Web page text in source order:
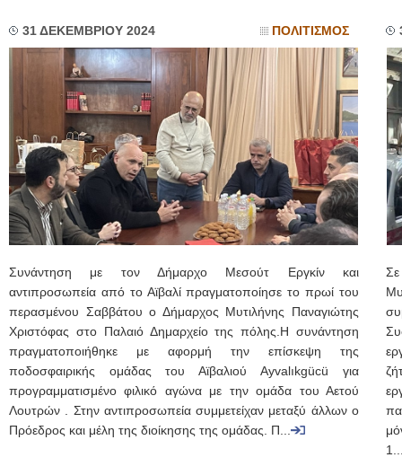
31 ΔΕΚΕΜΒΡΙΟΥ 2024 ΠΟΛΙΤΙΣΜΟΣ
Συνάντηση με τον Δήμαρχο Μεσούτ Εργκίν και
αντιπροσωπεία από το Αϊβαλί πραγματοποίησε το πρωί του
περασμένου Σαββάτου ο Δήμαρχος Μυτιλήνης Παναγιώτης
Χριστόφας στο Παλαιό Δημαρχείο της πόλης.Η συνάντηση
πραγματοποιήθηκε με αφορμή την επίσκεψη της
ποδοσφαιρικής ομάδας του Αϊβαλιού Ayvalıkgücü για
προγραμματισμένο φιλικό αγώνα με την ομάδα του Αετού
Λουτρών . Στην αντιπροσωπεία συμμετείχαν μεταξύ άλλων ο
Πρόεδρος και μέλη της διοίκησης της ομάδας. Π...